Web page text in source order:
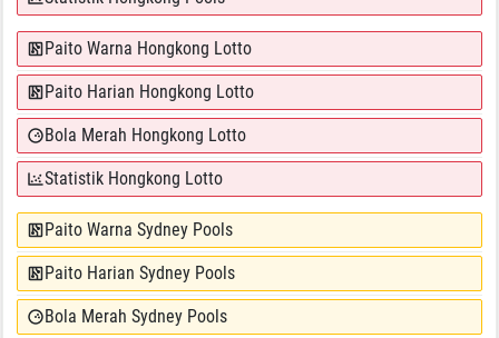
Paito Warna Hongkong Lotto
Paito Harian Hongkong Lotto
Bola Merah Hongkong Lotto
Statistik Hongkong Lotto
Paito Warna Sydney Pools
Paito Harian Sydney Pools
Bola Merah Sydney Pools